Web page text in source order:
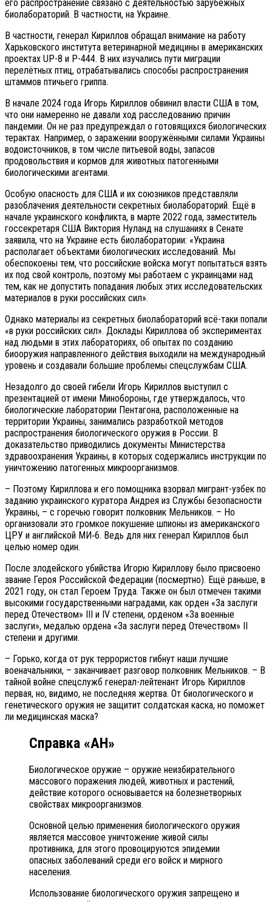
его распространение связано с деятельностью зарубежных
биолабораторий. В частности, на Украине.
В частности, генерал Кириллов обращал внимание на работу
Харьковского института ветеринарной медицины в американских
проектах UP-8 и P-444. В них изучались пути миграции
перелётных птиц, отрабатывались способы распространения
штаммов птичьего гриппа.
В начале 2024 года Игорь Кириллов обвинил власти США в том,
что они намеренно не давали ход расследованию причин
пандемии. Он не раз предупреждал о готовящихся биологических
терактах. Например, о заражении вооружёнными силами Украины
водоисточников, в том числе питьевой воды, запасов
продовольствия и кормов для животных патогенными
биологическими агентами.
Особую опасность для США и их союзников представляли
разоблачения деятельности секретных биолабораторий. Ещё в
начале украинского конфликта, в марте 2022 года, заместитель
госсекретаря США Виктория Нуланд на слушаниях в Сенате
заявила, что на Украине есть биолаборатории: «Украина
располагает объектами биологических исследований. Мы
обеспокоены тем, что российские войска могут попытаться взять
их под свой контроль, поэтому мы работаем с украинцами над
тем, как не допустить попадания любых этих исследовательских
материалов в руки российских сил».
Однако материалы из секретных биолабораторий всё-таки попали
«в руки российских сил». Доклады Кириллова об экспериментах
над людьми в этих лабораториях, об опытах по созданию
биооружия направленного действия выходили на международный
уровень и создавали большие проблемы спецслужбам США.
Незадолго до своей гибели Игорь Кириллов выступил с
презентацией от имени Минобороны, где утверждалось, что
биологические лаборатории Пентагона, расположенные на
территории Украины, занимались разработкой методов
распространения биологического оружия в России. В
доказательство приводились документы Министерства
здравоохранения Украины, в которых содержались инструкции по
уничтожению патогенных микроорганизмов.
– Поэтому Кириллова и его помощника взорвал мигрант-узбек по
заданию украинского куратора Андрея из Службы безопасности
Украины, – с горечью говорит полковник Мельников. – Но
организовали это громкое покушение шпионы из американского
ЦРУ и английской МИ‑6. Ведь для них генерал Кириллов был
целью номер один.
После злодейского убийства Игорю Кириллову было присвоено
звание Героя Российской Федерации (посмертно). Ещё раньше, в
2021 году, он стал Героем Труда. Также он был отмечен такими
высокими государственными наградами, как орден «За заслуги
перед Отечеством» III и IV степени, орденом «За военные
заслуги», медалью ордена «За заслуги перед Отечеством» II
степени и другими.
– Горько, когда от рук террористов гибнут наши лучшие
военачальники, – заканчивает разговор полковник Мельников. – В
тайной войне спецслужб генерал-лейтенант Игорь Кириллов
первая, но, видимо, не последняя жертва. От биологического и
генетического оружия не защитит солдатская каска, но поможет
ли медицинская маска?
Справка «АН»
Биологическое оружие – оружие неизбирательного
массового поражения людей, животных и растений,
действие которого основывается на болезнетворных
свойствах микроорганизмов.
Основной целью применения биологического оружия
является массовое уничтожение живой силы
противника, для этого провоцируются эпидемии
опасных заболеваний среди его войск и мирного
населения.
Использование биологического оружия запрещено и